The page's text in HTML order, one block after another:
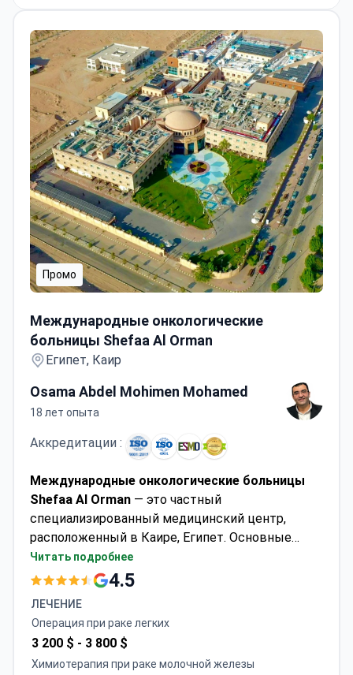
Промо
Международные онкологические
больницы Shefaa Al Orman
Египет, Каир
Osama Abdel Mohimen Mohamed
18 лет опыта
Аккредитации :
Международные онкологические больницы
Shefaa Al Orman — это частный
специализированный медицинский центр,
расположенный в Каире, Египет. Основные
направления клиники — онкология, диагностика
и детская онкология. Медицинский центр
специалистов имеет опыт в
органосохраняющем лечении рака с
использованием всех методов терапии,
включая химиотерапию, лучевую терапию и
Читать подробнее
4.5
ЛЕЧЕНИЕ
Операция при раке легких
3 200 $ - 3 800 $
Химиотерапия при раке молочной железы